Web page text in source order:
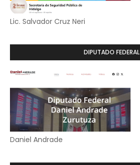
Lic. Salvador Cruz Neri
DIPUTADO FEDERAL
Daniel Andrade